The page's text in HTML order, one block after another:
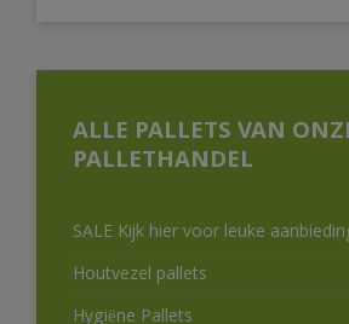
ALLE PALLETS VAN
PALLETHANDEL
SALE Kijk hier voor leuke
Houtvezel pallets
Hygiëne Pallets